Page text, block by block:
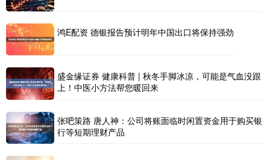
鸿E配资 德银报告预计明年中国出口将保持强劲
盛金缘证券 健康科普 | 秋冬手脚冰凉，可能是气血没跟
上！中医小方法帮您暖回来
张吧策路 唐人神：公司将账面临时闲置资金用于购买银
行等短期理财产品